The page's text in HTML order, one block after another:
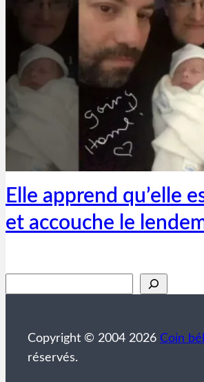
Thibaut Parent
Elle apprend qu’elle
et accouche le
Copyright © 2004 2026 Coin
réservés.